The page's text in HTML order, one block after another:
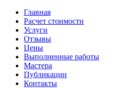
Главная
Расчет стоимости
Услуги
Отзывы
Цены
Выполненные работы
Мастера
Публикации
Контакты